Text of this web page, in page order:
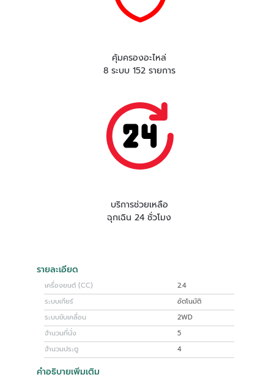
คุ้มครองอะไหล่
8 ระบบ 152 รายการ
บริการช่วยเหลือ
ฉุกเฉิน 24 ชั่วโมง
รายละเอียด
เครื่องยนต์ (CC)
2.4
ระบบเกียร์
อัตโนมัติ
ระบบขับเคลื่อน
2WD
จำนวนที่นั่ง
5
จำนวนประตู
4
คำอธิบายเพิ่มเติม